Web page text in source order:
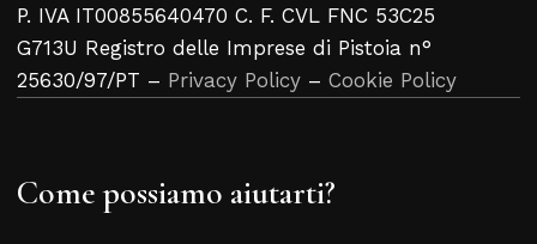
P. IVA IT00855640470 C. F. CVL FNC 53C25
G713U Registro delle Imprese di Pistoia n°
25630/97/PT – Privacy Policy – Cookie Policy
Come possiamo aiutarti?